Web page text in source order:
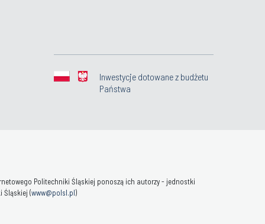
Inwestycje dotowane z budżetu
Państwa
Politechniki Śląskiej ponoszą ich autorzy - jednostki
Śląskiej (www@polsl.pl)